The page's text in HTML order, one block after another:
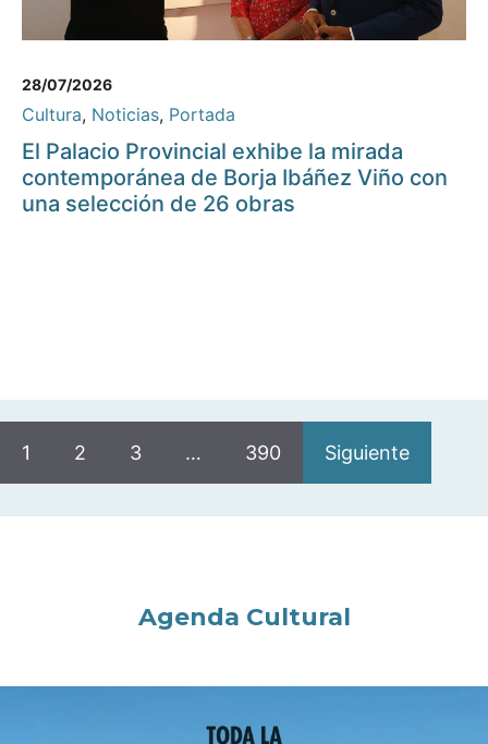
28/07/2026
Cultura, Noticias, Portada
El Palacio Provincial exhibe la mirada
contemporánea de Borja Ibáñez Viño con
una selección de 26 obras
1 2 3 … 390 Siguiente
Agenda Cultural